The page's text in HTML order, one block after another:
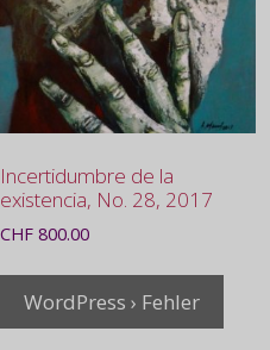
Incertidumbre de la
existencia, No. 28, 2017
CHF 800.00
WordPress › Fehler